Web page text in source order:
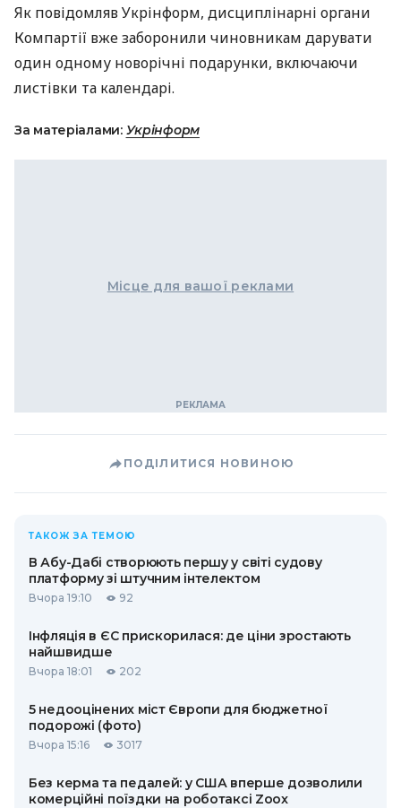
Як повідомляв Укрінформ, дисциплінарні органи
Компартії вже заборонили чиновникам дарувати
один одному новорічні подарунки, включаючи
листівки та календарі.
За матеріалами: Укрінформ
Місце для вашої реклами
ПОДІЛИТИСЯ НОВИНОЮ
ТАКОЖ ЗА ТЕМОЮ
В Абу-Дабі створюють першу у світі судову
платформу зі штучним інтелектом
Вчора 19:10 92
Інфляція в ЄС прискорилася: де ціни зростають
найшвидше
Вчора 18:01 202
5 недооцінених міст Європи для бюджетної
подорожі (фото)
Вчора 15:16 3017
Без керма та педалей: у США вперше дозволили
комерційні поїздки на роботаксі Zoox